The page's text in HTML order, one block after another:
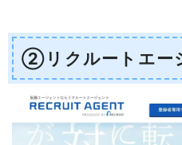
②リクルートエー